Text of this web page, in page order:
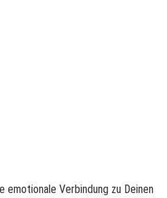
emotionale Verbindung zu Deinen